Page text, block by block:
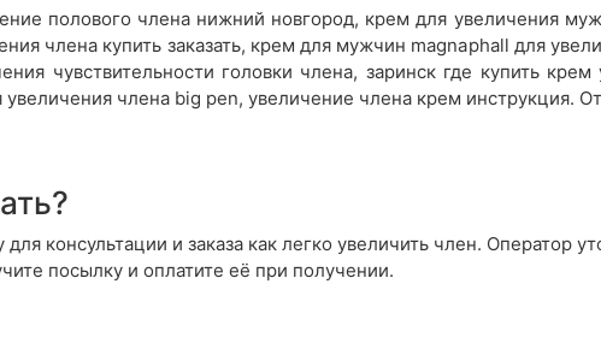
полового члена нижний новгород, крем для увеличения
члена купить заказать, крем для мужчин magnaphall для
чувствительности головки члена, заринск где купить
члена big pen, увеличение члена крем инструкция.
консультации и заказа как легко увеличить член. Оператор
посылку и оплатите её при получении.